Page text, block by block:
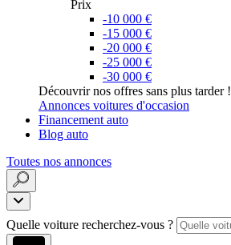
Prix
-10 000 €
-15 000 €
-20 000 €
-25 000 €
-30 000 €
Découvrir nos offres sans plus tarder !
Annonces voitures d'occasion
Financement auto
Blog auto
Toutes nos annonces
Quelle voiture recherchez-vous ?